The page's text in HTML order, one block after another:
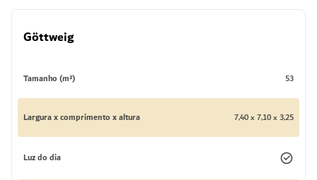
Göttweig
Tamanho (m²) 53
Largura x comprimento x altura 7,40 x 7,10 x 3,25
Luz do dia